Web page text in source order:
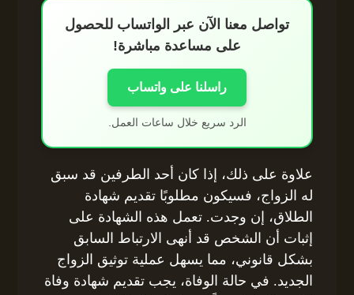
تواصل معنا الآن عبر الواتساب للحصول
على مساعدة مباشرة!
راسلنا على واتساب
الرد سريع خلال ساعات العمل.
علاوة على ذلك، إذا كان أحد الطرفين قد سبق
له الزواج، فسيكون مطلوبًا تقديم شهادة
الطلاق، إن وجدت. تعمل هذه الشهادة على
إثبات أن الشخص قد أنهى الارتباط السابق
بشكل قانوني، مما يسهل عملية توثيق الزواج
الجديد. في حالة الوفاة، يجب تقديم شهادة وفاة